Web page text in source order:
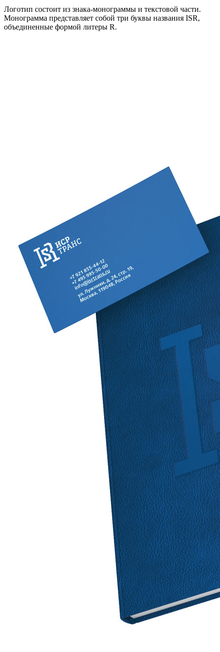
Логотип состоит из знака-монограммы и текстовой части.
Монограмма представляет собой три буквы названия ISR,
объединенные формой литеры R.